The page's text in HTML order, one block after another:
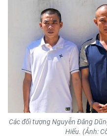
Infographic
TIN MỚI
TIN ĐỊA PHƯƠNG
Trung du và miền núi
Đồng bằng sông Hồng
Các đối tượng Nguyễn Đăng
Hiếu. (Ảnh: